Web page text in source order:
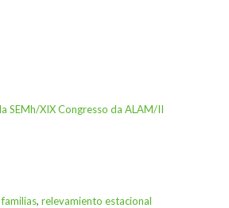
SEMh/XIX Congresso da ALAM/II
familias, relevamiento estacional